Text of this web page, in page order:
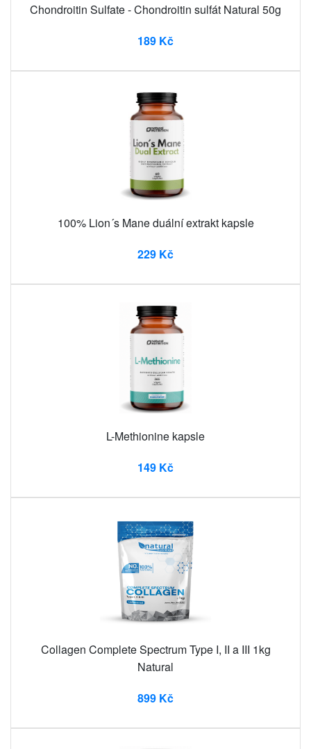
Chondroitin Sulfate - Chondroitin sulfát Natural 50g
189 Kč
100% Lion´s Mane duální extrakt kapsle
229 Kč
L-Methionine kapsle
149 Kč
Collagen Complete Spectrum Type I, II a III 1kg
Natural
899 Kč